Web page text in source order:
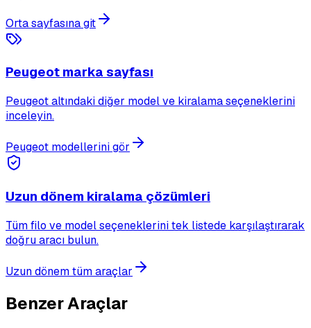
Orta sayfasına git
Peugeot marka sayfası
Peugeot altındaki diğer model ve kiralama seçeneklerini
inceleyin.
Peugeot modellerini gör
Uzun dönem kiralama çözümleri
Tüm filo ve model seçeneklerini tek listede karşılaştırarak
doğru aracı bulun.
Uzun dönem tüm araçlar
Benzer Araçlar